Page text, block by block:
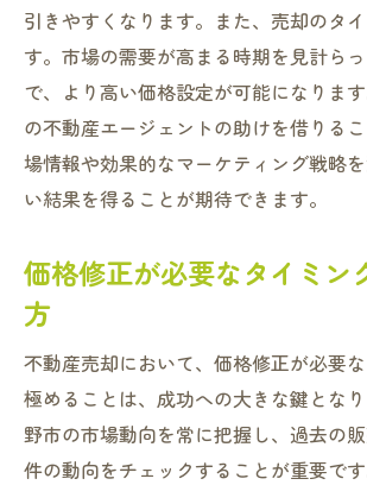
引きやすくなります。また、売却のタ
す。市場の需要が高まる時期を見計ら
で、より高い価格設定が可能になりま
の不動産エージェントの助けを借りる
場情報や効果的なマーケティング戦略
い結果を得ることが期待できます。
価格修正が必要なタイミン
方
不動産売却において、価格修正が必要
極めることは、成功への大きな鍵とな
野市の市場動向を常に把握し、過去の
件の動向をチェックすることが重要で